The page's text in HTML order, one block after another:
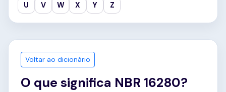
Voltar ao dicionário
O que significa NBR 16280?
U
V W X Y Z